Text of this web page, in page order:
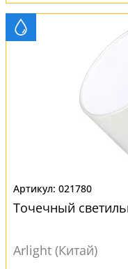
021780
Точечный
Arlight (Китай)